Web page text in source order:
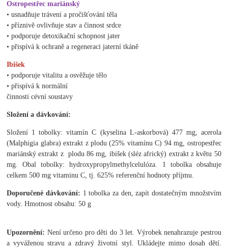
Ostropestřec mariánský
• usnadňuje trávení a pročišťování těla
• příznivě ovlivňuje stav a činnost srdce
• podporuje detoxikační schopnost jater
• přispívá k ochraně a regeneraci jaterní tkáně
Ibišek
• podporuje vitalitu a osvěžuje tělo
• přispívá k normální
činnosti cévní soustavy
Složení a dávkování:
Složení 1 tobolky: vitamín C (kyselina L-askorbová) 477 mg, acerola
(Malphigia glabra) extrakt z plodu (25% vitamínu C) 94 mg, ostropestřec
mariánský extrakt z plodu 86 mg, ibišek (sléz africký) extrakt z květu 50
mg.Obal tobolky: hydroxypropylmethylcelulóza. 1 tobolka obsahuje
celkem 500 mg vitaminu C, tj. 625% referenční hodnoty příjmu.
Doporučené dávkování: 1 tobolka za den, zapít dostatečným množstvím
vody. Hmotnost obsahu: 50 g
Upozornění: Není určeno pro děti do 3 let. Výrobek nenahrazuje pestrou
a vyváženou stravu a zdravý životní styl. Ukládejte mimo dosah dětí.